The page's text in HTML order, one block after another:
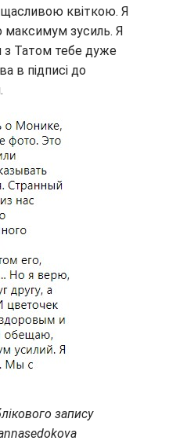
квіткою. Я
максимум зусиль. Я
Татом тебе дуже
в підписі до
запису